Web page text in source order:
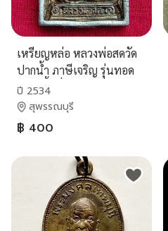
เหรียญหล่อ หลวงพ่อสดวัด
ปากน้ำ ภาษีเจริญ รุ่นทอด
ผ้าป่าซื้อที่ดิน ปี 2534
ปี 2534
สุพรรณบุรี
฿ 400